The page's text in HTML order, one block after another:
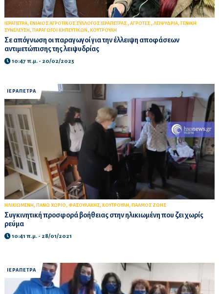
ΙΕΡΑΠΕΤΡΑ, ΕΝΙΑΙΟΣ ΑΓΡΟΤΙΚΟΣ ΣΥΛΛΟΓΟΣ ΙΕΡΑΠΕΤΡΑΣ , ΑΓΡΟΤΕΣ , ΛΕΙΨΥΔΡΙΑ, ΓΕΝΙΚΗ
ΣΥΝΕΛΕΥΣΗ , ΠΑΡΑΓΩΓΟΙ ΚΗΠΕΥΤΙΚΩΝ , ΚΟΥΤΡΟΥΛΗ
Σε απόγνωση οι παραγωγοί για την έλλειψη αποφάσεων
αντιμετώπισης της λειψυδρίας
10:47 π.μ. - 20/02/2025
ΙΕΡΑΠΕΤΡΑ
ΗΛΙΚΙΩΜΕΝΗ , ΠΑΝΩ ΧΩΡΙΟ, ΦΑΣΟΥΛΑΚΗΣ, ΚΟΥΤΡΟΥΛΗ , ΠΑΛΜΟΣ ΖΩΗΣ
Συγκινητική προσφορά βοήθειας στην ηλικιωμένη που ζει χωρίς
ρεύμα
10:41 π.μ. - 28/01/2021
ΙΕΡΑΠΕΤΡΑ